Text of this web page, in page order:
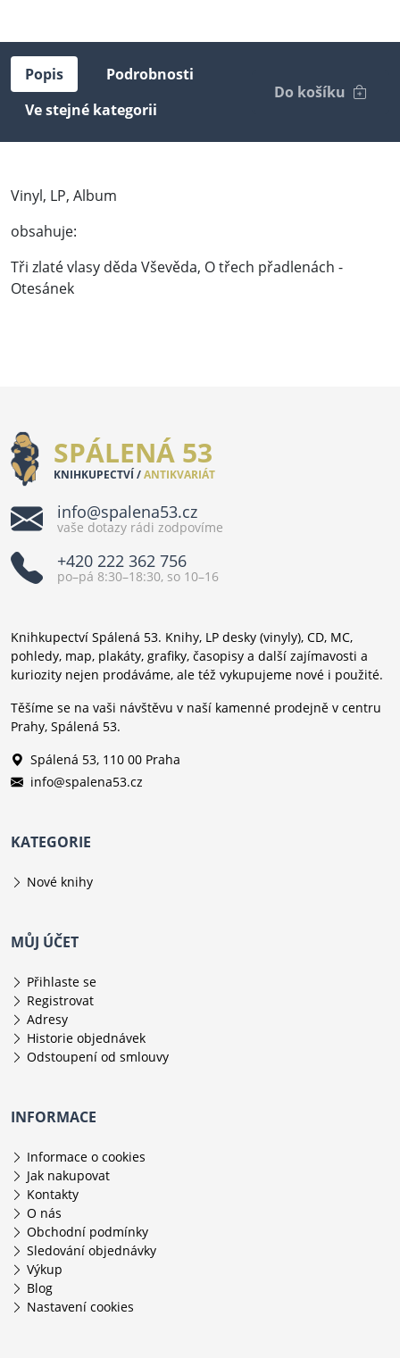
Popis
Podrobnosti
Ve stejné kategorii
Do košíku
Vinyl, LP, Album
obsahuje:
Tři zlaté vlasy děda Vševěda, O třech přadlenách -
Otesánek
SPÁLENÁ 53
KNIHKUPECTVÍ /ANTIKVARIÁT
info@spalena53.cz
vaše dotazy rádi zodpovíme
+420 222 362 756
po–pá 8:30–18:30, so 10–16
Knihkupectví Spálená 53. Knihy, LP desky (vinyly), CD, MC,
pohledy, map, plakáty, grafiky, časopisy a další zajímavosti a
kuriozity nejen prodáváme, ale též vykupujeme nové i použité.
Těšíme se na vaši návštěvu v naší kamenné prodejně v centru
Prahy, Spálená 53.
Spálená 53, 110 00 Praha
info@spalena53.cz
KATEGORIE
Nové knihy
MŮJ ÚČET
Přihlaste se
Registrovat
Adresy
Historie objednávek
Odstoupení od smlouvy
INFORMACE
Informace o cookies
Jak nakupovat
Kontakty
O nás
Obchodní podmínky
Sledování objednávky
Výkup
Blog
Nastavení cookies